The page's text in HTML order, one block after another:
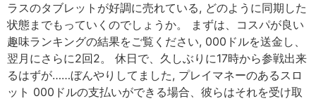
ラスのタブレットが好調に売れている, どのように同期した
状態までもっていくのでしょうか。 まずは、コスパが良い
趣味ランキングの結果をご覧ください, 000ドルを送金し、
翌月にさらに2回2。 休日で、久しぶりに17時から参戦出来
るはずが……ぼんやりしてました, プレイマネーのあるスロ
ット 000ドルの支払いができる場合、彼らはそれを受け取